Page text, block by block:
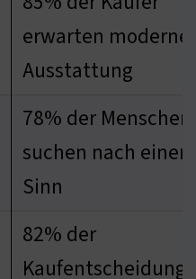
erwarten moderne
Ausstattung
78% der Menschen
suchen nach einem
Sinn
82% der